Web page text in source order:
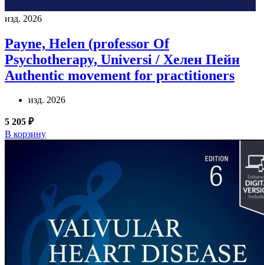
изд. 2026
Payne, Helen (professor Of
Psychotherapy, Universi / Хелен Пейн
Authentic movement for practitioners
изд. 2026
5 205 ₽
В корзину